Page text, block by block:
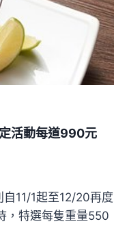
活動每道990元
11/1起至12/20再度
，特選每隻重量550